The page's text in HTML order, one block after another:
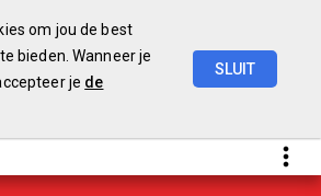
om jou de best
bieden. Wanneer je
je de
SLUIT